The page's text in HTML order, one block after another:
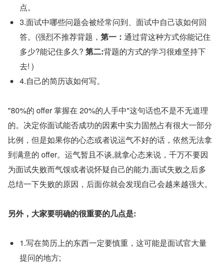
点。
3.面试中哪些问题会被经常问到、面试中自己该如何回
答。(强烈不推荐背题， 第一： 通过背这种方式你能记住
多少?能记住多久? 第二:背题的方式的学习很难坚持下
去! )
4.自己的简历该如何写。
"80%的 offer 掌握在 20%的人手中"这句话也不是不无道理
的。决定你面试能否成功的因素中实力固然占有很大一部分
比例，但是如果你的心态或者说运气不好的话，依然无法拿
到满意的 offer。运气暂且不谈,就拿心态来说，千万不要因
为面试失败而气馁或者说怀疑自己的能力,面试失败之后多
总结一下失败的原因，后面你就会发现自己会越来越强大。
另外，大家要明确的很重要的几点是:
1.写在简历上的东西一定要慎重，这可能是面试官大量
提问的地方;